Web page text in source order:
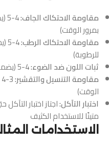
مقاومة الاحتكاك الجاف:
بمرور الوقت)
مقاومة الاحتكاك الرطب:
للرطوبة)
ثبات اللون ضد الضوء:
مقاومة التنسيل والتقشير:
الوقت)
اختبار التآكل:اجتاز اختبار التآكل
متينًا للاستخدام الكثيف
الاستخدامات